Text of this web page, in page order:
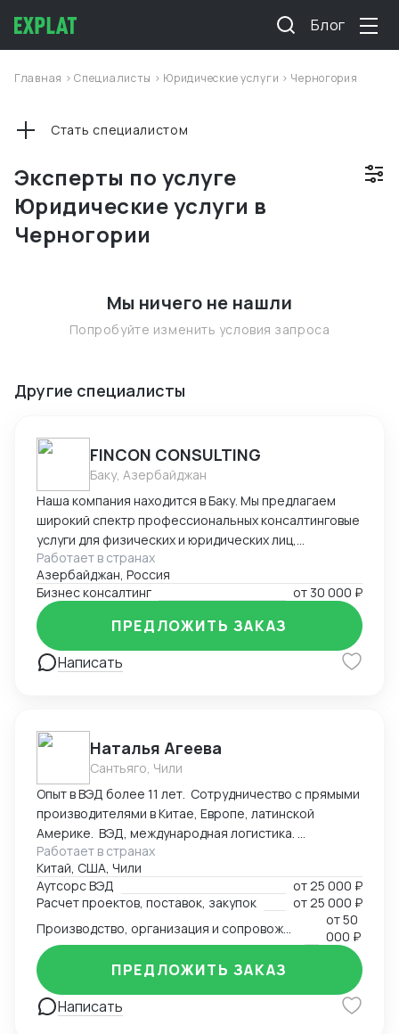
Блог
Главная >Специалисты > Юридические услуги > Черногория
Эксперты по услуге
Юридические услуги в
Черногории
Стать специалистом
Мы ничего не нашли
Попробуйте изменить условия запроса
Другие специалисты
FINCON CONSULTING
Баку, Азербайджан
Наша компания находится в Баку. Мы предлагаем
широкий спектр профессиональных консалтинговые
услуги для физических и юридических лиц,
предпринимателей и бизнесменов на территории
Азербайджана. Портфель наших заказчиков и
клиентов в основном из стран СНГ. В список
стандартных услуг входит: - регистрация компании
на территории Азербайджана, включая открытие
счетов в банках - Полное сопровождение компании -
Помощь в подготовке и подаче документов при
Бухгалтерское сопровождение (1С) - Ведение ВЭД
(договора, инвойсы, акты). - Помощь в проведении и
составлении документов при посреднических
сделках. - Получение справок, лицензий и
сертификатов - Бизнес консалтинг
Работает в странах
Азербайджан, Россия
Бизнес консалтинг
от 30 000 ₽
Написать
ПРЕДЛОЖИТЬ ЗАКАЗ
Наталья Агеева
Сантьяго, Чили
Опыт в ВЭД более 11 лет. Сотрудничество с прямыми
производителями в Китае, Европе, латинской
Америке. ВЭД, международная логистика.
Консалтинг. Закупки: оборудование, текстиль,
товары народного потребления. Собственная база
производств, логистика и платежи.
Работает в странах
Китай, США, Чили
Аутсорс ВЭД
от25 000 ₽
Расчет проектов, поставок, закупок
от25 000 ₽
от50
000 ₽
Написать
ПРЕДЛОЖИТЬ ЗАКАЗ